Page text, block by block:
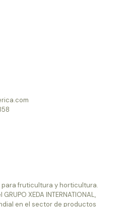
fruticultura y horticultura.
XEDA INTERNATIONAL,
en el sector de productos